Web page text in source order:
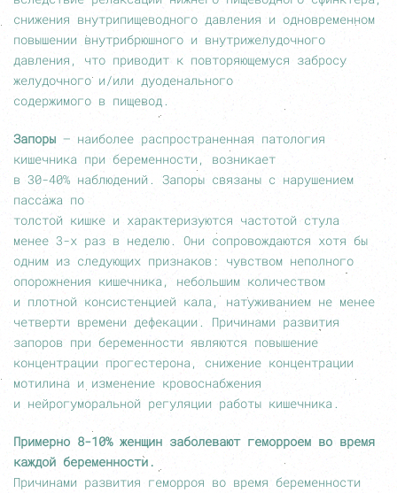
снижения внутрипищеводного давления и одновременном
повышении внутрибрюшного и внутрижелудочного
давления, что приводит к повторяющемуся забросу
желудочного и/или дуоденального
содержимого в пищевод.
Запоры — наиболее распространенная патология
кишечника при беременности, возникает
в 30-40% наблюдений. Запоры связаны с нарушением
пассажа по
толстой кишке и характеризуются частотой стула
менее 3-х раз в неделю. Они сопровождаются хотя бы
одним из следующих признаков: чувством неполного
опорожнения кишечника, небольшим количеством
и плотной консистенцией кала, натуживанием не менее
четверти времени дефекации. Причинами развития
запоров при беременности являются повышение
концентрации прогестерона, снижение концентрации
мотилина и изменение кровоснабжения
и нейрогуморальной регуляции работы кишечника.
Примерно 8-10%женщин заболевают геморроем во время
каждой беременности.
Причинами развития геморроя во время беременности